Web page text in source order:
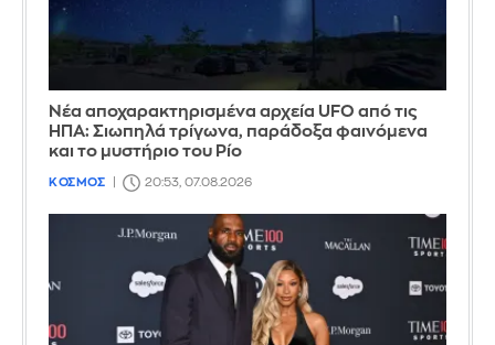
Νέα αποχαρακτηρισμένα αρχεία UFO από τις
ΗΠΑ: Σιωπηλά τρίγωνα, παράδοξα φαινόμενα
και το μυστήριο του Ρίο
ΚΟΣΜΟΣ 20:53, 07.08.2026